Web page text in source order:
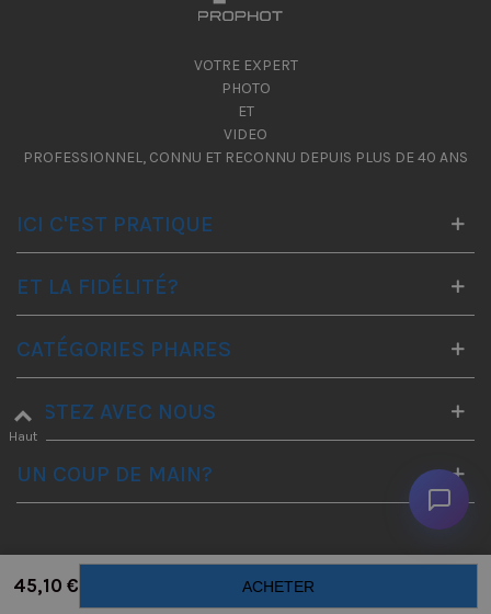
45,10 € ACHETER
VOTRE EXPERT
PHOTO
ET
VIDEO
PROFESSIONNEL, CONNU ET RECONNU DEPUIS PLUS DE 40 ANS
ICI C'EST PRATIQUE
ET LA FIDÉLITÉ?
CATÉGORIES PHARES
RESTEZ AVEC NOUS
UN COUP DE MAIN?
Haut